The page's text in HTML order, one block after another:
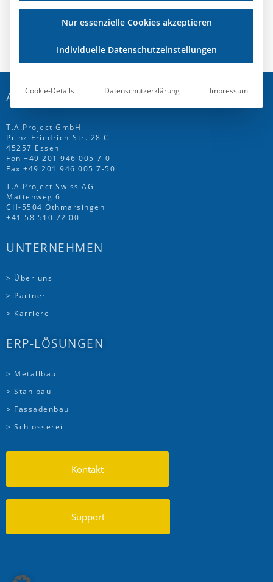
ADRESSE
T.A.Project GmbH
Prinz-Friedrich-Str. 28 C
45257 Essen
Fon +49 201 946 005 7-0
Fax +49 201 946 005 7-50
T.A.Project Swiss AG
Mattenweg 6
CH-5504 Othmarsingen
+41 58 510 72 00
UNTERNEHMEN
> Über uns
> Partner
> Karriere
ERP-LÖSUNGEN
> Metallbau
> Stahlbau
> Fassadenbau
> Schlosserei
Kontakt
Support
Nur essenzielle Cookies akzeptieren
Individuelle Datenschutzeinstellungen
Cookie-Details Datenschutzerklärung Impressum